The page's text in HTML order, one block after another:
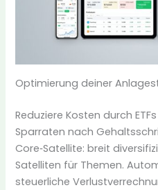
Optimierung deiner
Reduziere Kosten durch
Sparraten nach
Core‑Satellite: breit
Satelliten für Themen.
steuerliche